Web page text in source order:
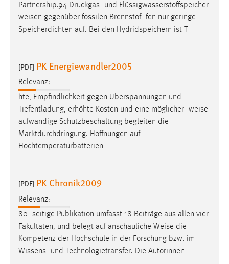
Partnership.94 Druckgas- und Flüssigwasserstoffspeicher
weisen gegenüber fossilen Brennstof- fen nur geringe
Speicherdichten auf. Bei den Hydridspeichern ist T
[PDF] PK Energiewandler2005
Relevanz:
hte, Empfindlichkeit gegen Überspannungen und
Tiefentladung, erhöhte Kosten und eine möglicher- weise
aufwändige Schutzbeschaltung begleiten die
Marktdurchdringung. Hoffnungen auf
Hochtemperaturbatterien
[PDF] PK Chronik2009
Relevanz:
80- seitige Publikation umfasst 18 Beiträge aus allen vier
Fakultäten, und belegt auf anschauliche Weise die
Kompetenz der Hochschule in der Forschung bzw. im
Wissens- und Technologietransfer. Die Autorinnen